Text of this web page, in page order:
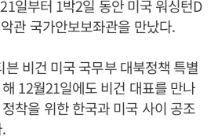
일부터 1박2일 동안 미국 워싱턴D
관 국가안보보좌관을 만났다.
비건 미국 국무부 대북정책 특별
12월21일에도 비건 대표를 만나
착을 위한 한국과 미국 사이 공조